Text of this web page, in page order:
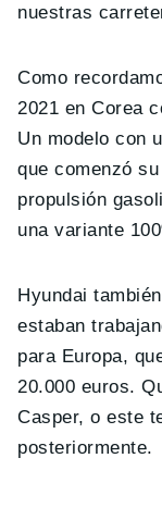
nuestras
Como
2021 en Corea
Un modelo con
que comenzó
propulsión
una variante
Hyundai
estaban
para Europa,
20.000 euros.
Casper, o este
posteriormente.